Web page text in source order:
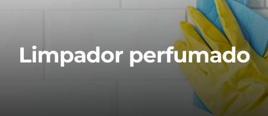
Limpador perfumado